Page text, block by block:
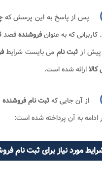
پس از پاسخ به این پرسش که
کاربرانی که به عنوانفروشندهقصد
پیش از ثبت نام می بایست شرایط
ارائه شده است.
از آن جایی کهثبت نام فروشنده
ادامه به آن پرداخته شده است:
مورد نیاز برای ثبت نام